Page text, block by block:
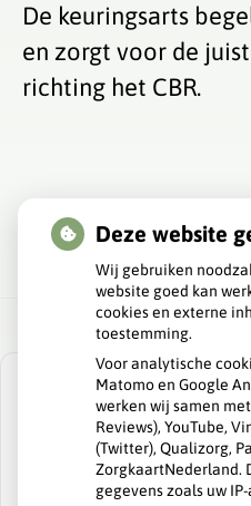
De keuringsarts
en zorgt voor de
richting het CBR.
U heeft geen
externe inhoud
Deze website
Wij gebruiken
website goed kan
cookies en externe
toestemming.
Voor analytische
Matomo en Google
werken wij samen
Reviews), YouTube,
(Twitter), Qualizorg,
ZorgkaartNederland.
gegevens zoals uw